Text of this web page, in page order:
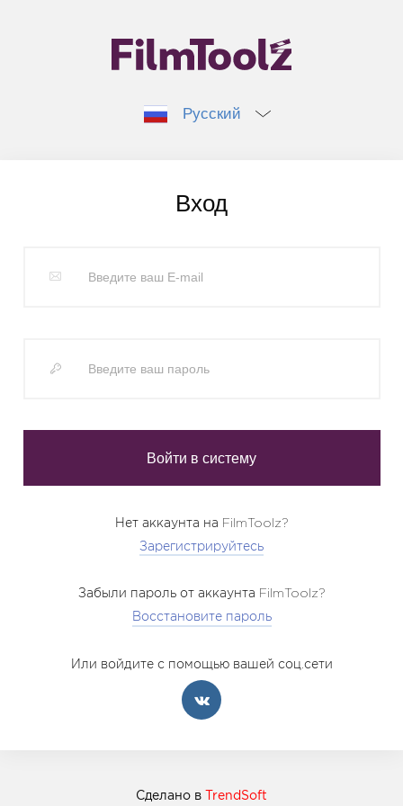
Русский
Вход
Нет аккаунта на FilmToolz?
Зарегистрируйтесь
Забыли пароль от аккаунта FilmToolz?
Восстановите пароль
Или войдите с помощью вашей соц.сети
Сделано в TrendSoft